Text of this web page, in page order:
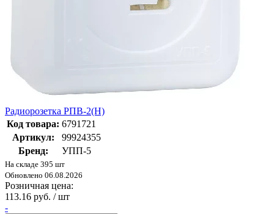
Радиорозетка РПВ-2(Н)
Код товара: 6791721
Артикул:
99924355
Бренд:
УПП-5
На складе 395 шт
Обновлено 06.08.2026
Розничная цена:
113.16 руб. / шт
-